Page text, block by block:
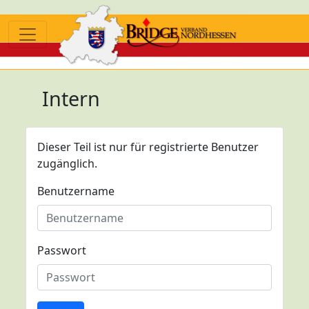
Intern
Dieser Teil ist nur für registrierte Benutzer
zugänglich.
Benutzername
Passwort